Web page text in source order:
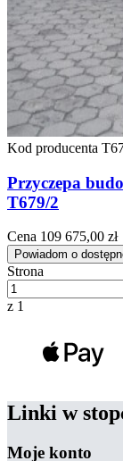
Kod producenta
Przyczepa
T679/2
Cena 109 675,00 zł
Powiadom o
Strona
z 1
Linki w
Moje konto